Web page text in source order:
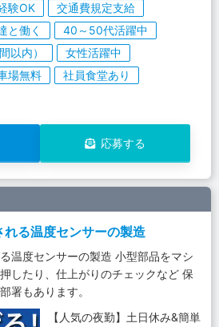
験OK
交通費規定支給
と働く
40～50代活躍中
以内）
女性活躍中
場無料
社員食堂あり
応募する
れる温度センサーの製造
温度センサーの製造 小型部品をマシ
したり、仕上がりのチェックなど 保
署もあります。
【人気の夜勤】土日休み&簡単